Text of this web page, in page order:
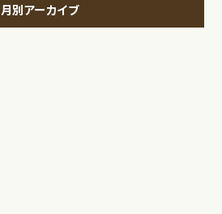
月別アーカイブ